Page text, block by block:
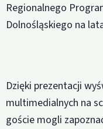
Regionalnego
Dolnośląskiego na
Dzięki prezentacji
multimedialnych na
goście mogli